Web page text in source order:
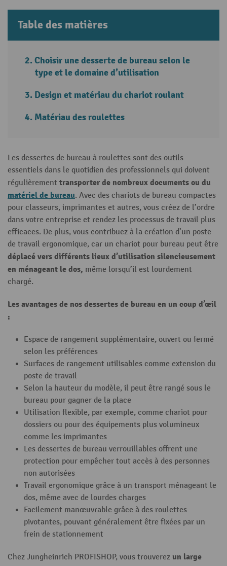
Table des matières
Choisir une desserte de bureau selon le
type et le domaine d’utilisation
Design et matériau du chariot roulant
Matériau des roulettes
Les dessertes de bureau à roulettes sont des outils
essentiels dans le quotidien des professionnels qui doivent
régulièrement transporter de nombreux documents ou du
matériel de bureau. Avec des chariots de bureau compactes
pour classeurs, imprimantes et autres, vous créez de l’ordre
dans votre entreprise et rendez les processus de travail plus
efficaces. De plus, vous contribuez à la création d’un poste
de travail ergonomique, car un chariot pour bureau peut être
déplacé vers différents lieux d’utilisation silencieusement
en ménageant le dos, même lorsqu’il est lourdement
chargé.
Les avantages de nos dessertes de bureau en un coup d’œil
:
Espace de rangement supplémentaire, ouvert ou fermé
selon les préférences
Surfaces de rangement utilisables comme extension du
poste de travail
Selon la hauteur du modèle, il peut être rangé sous le
bureau pour gagner de la place
Utilisation flexible, par exemple, comme chariot pour
dossiers ou pour des équipements plus volumineux
comme les imprimantes
Les dessertes de bureau verrouillables offrent une
protection pour empêcher tout accès à des personnes
non autorisées
Travail ergonomique grâce à un transport ménageant le
dos, même avec de lourdes charges
Facilement manœuvrable grâce à des roulettes
pivotantes, pouvant généralement être fixées par un
frein de stationnement
Chez Jungheinrich PROFISHOP, vous trouverez un large